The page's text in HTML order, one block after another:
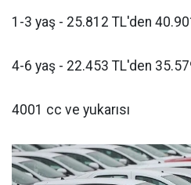
1-3 yaş - 25.812 TL'den
4-6 yaş - 22.453 TL'den
4001 cc ve yukarısı